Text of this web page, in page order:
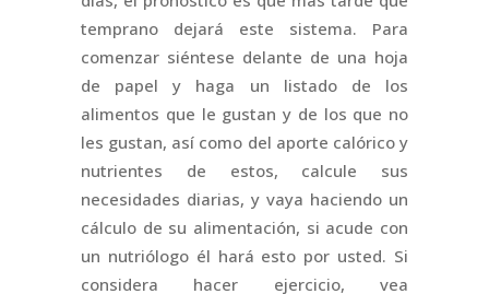
temprano dejará este sistema. Para
comenzar siéntese delante de una hoja
de papel y haga un listado de los
alimentos que le gustan y de los que no
les gustan, así como del aporte calórico y
nutrientes de estos, calcule sus
necesidades diarias, y vaya haciendo un
cálculo de su alimentación, si acude con
un nutriólogo él hará esto por usted. Si
considera hacer ejercicio, vea